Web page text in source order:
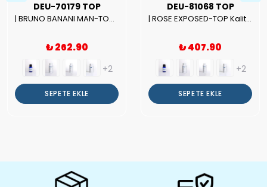
DEU-70179 TOP
| BRUNO BANANI MAN-TOP Kalite Erkek Parfüm Esansı.|
₺ 262.90
+2
SEPETE EKLE
DEU-81068 TOP
| ROSE EXPOSED-TOP Kalite Unısex Parfüm Esansı.|
₺ 407.90
+2
SEPETE EKLE